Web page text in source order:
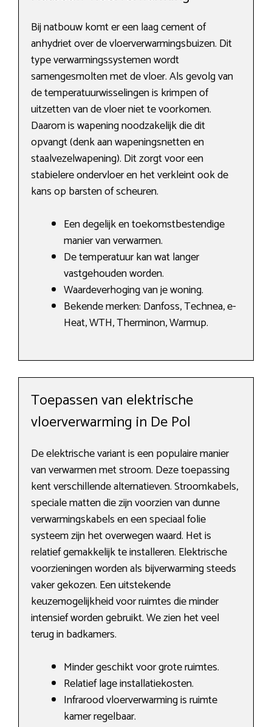
Bij natbouw komt er een laag cement of
anhydriet over de vloerverwarmingsbuizen. Dit
type verwarmingssystemen wordt
samengesmolten met de vloer. Als gevolg van
de temperatuurwisselingen is krimpen of
uitzetten van de vloer niet te voorkomen.
Daarom is wapening noodzakelijk die dit
opvangt (denk aan wapeningsnetten en
staalvezelwapening). Dit zorgt voor een
stabielere ondervloer en het verkleint ook de
kans op barsten of scheuren.
Een degelijk en toekomstbestendige
manier van verwarmen.
De temperatuur kan wat langer
vastgehouden worden.
Waardeverhoging van je woning.
Bekende merken: Danfoss, Technea, e-
Heat, WTH, Therminon, Warmup.
Toepassen van elektrische
vloerverwarming in De Pol
De elektrische variant is een populaire manier
van verwarmen met stroom. Deze toepassing
kent verschillende alternatieven. Stroomkabels,
speciale matten die zijn voorzien van dunne
verwarmingskabels en een speciaal folie
systeem zijn het overwegen waard. Het is
relatief gemakkelijk te installeren. Elektrische
voorzieningen worden als bijverwarming steeds
vaker gekozen. Een uitstekende
keuzemogelijkheid voor ruimtes die minder
intensief worden gebruikt. We zien het veel
terug in badkamers.
Minder geschikt voor grote ruimtes.
Relatief lage installatiekosten.
Infrarood vloerverwarming is ruimte
kamer regelbaar.